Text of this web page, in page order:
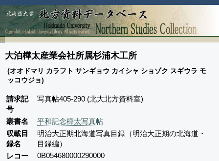
大泊樺太産業会社所属杉浦木工所
(オオドマリ カラフト サンギョウ カイシャ ショゾク スギウラ モ
ッコウジョ)
請求記
号
写真帖405-290 (北大北方資料室)
叢書名
平和記念樺太写真帖
収載目
録名
明治大正期北海道写真目録（明治大正期の北海道・
目録編）
レコー
0B054680000290000